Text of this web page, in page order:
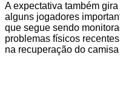
A expectativa também
alguns jogadores
que segue sendo
problemas físicos
na recuperação do